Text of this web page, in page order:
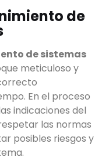
de
de sistemas
meticuloso y
En el proceso
indicaciones del
las normas
posibles riesgos y